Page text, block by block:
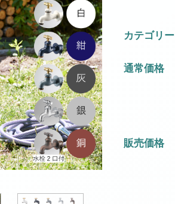
カテゴリー
通常価格
販売価格